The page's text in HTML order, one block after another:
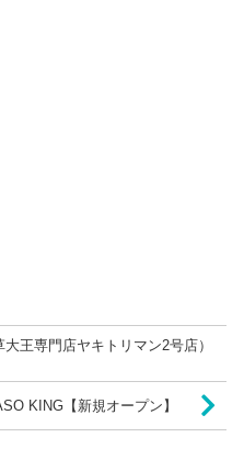
王専門店ヤキトリマン2号店）
KING【新規オープン】